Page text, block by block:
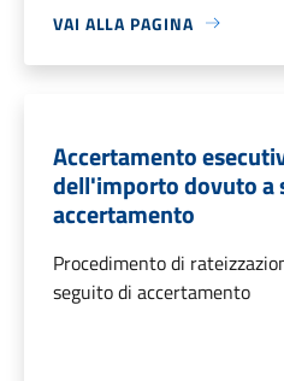
VAI ALLA PAGINA
Accertamento
dell'importo dovuto a
accertamento
Procedimento di
seguito di accertamento